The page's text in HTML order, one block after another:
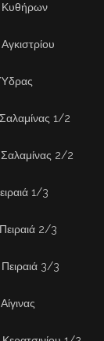
1/2
2/2
1/3
2/3
3/3